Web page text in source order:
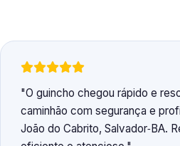
O guincho chegou rápido e
caminhão com segurança e
João do Cabrito, Salvador‑BA.